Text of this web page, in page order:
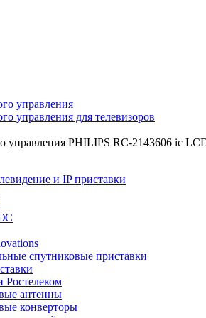
управления
управления для телевизоров
управления PHILIPS RC-2143606 ic
и IP приставки
спутниковые приставки
Ростелеком
антенны
конверторы